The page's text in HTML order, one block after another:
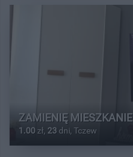
ZAMIENIĘ MIESZKANIE
1.00 zł, 23 dni, Tczew